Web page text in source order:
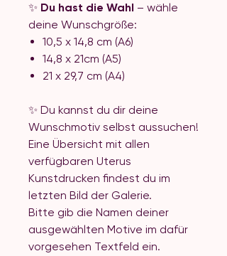
✨ Du hast die Wahl – wähle
deine Wunschgröße:
10,5 x 14,8 cm (A6)
14,8 x 21cm (A5)
21 x 29,7 cm (A4)
✨ Du kannst du dir deine
Wunschmotiv selbst aussuchen!
Eine Übersicht mit allen
verfügbaren Uterus
Kunstdrucken findest du im
letzten Bild der Galerie.
Bitte gib die Namen deiner
ausgewählten Motive im dafür
vorgesehen Textfeld ein.